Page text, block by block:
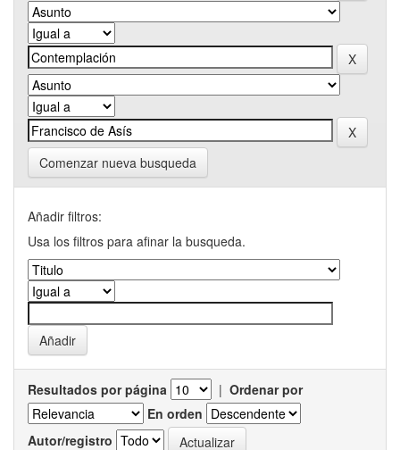
Comenzar nueva busqueda
Añadir filtros:
Usa los filtros para afinar la busqueda.
Resultados por página | Ordenar por
En orden
Autor/registro